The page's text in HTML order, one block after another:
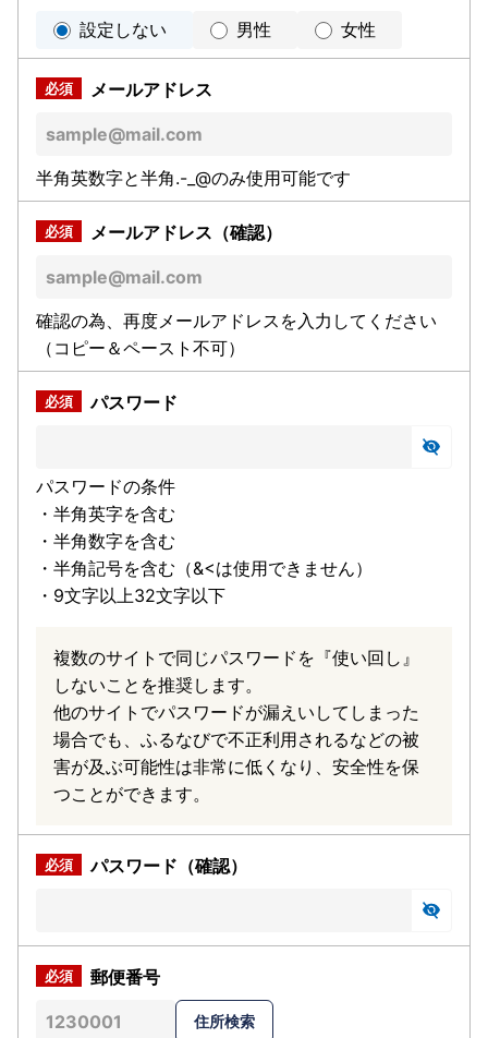
設定しない
男性 女性
メールアドレス
半角英数字と半角.-_@のみ使用可能です
メールアドレス（確認）
確認の為、再度メールアドレスを入力してください
（コピー＆ペースト不可）
パスワード
パスワードの条件
・半角英字を含む
・半角数字を含む
・半角記号を含む（&<は使用できません）
・9文字以上32文字以下
複数のサイトで同じパスワードを『使い回し』
しないことを推奨します。
他のサイトでパスワードが漏えいしてしまった
場合でも、ふるなびで不正利用されるなどの被
害が及ぶ可能性は非常に低くなり、安全性を保
つことができます。
パスワード（確認）
郵便番号